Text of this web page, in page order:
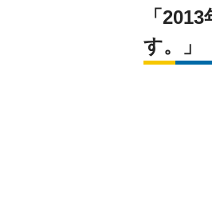
「
す。」